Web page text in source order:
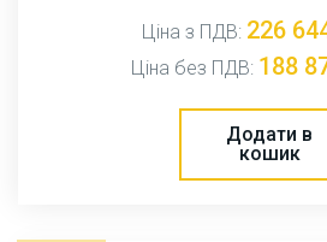
Ціна з ПДВ: 226
Ціна без ПДВ: 188
Додати в
кошик